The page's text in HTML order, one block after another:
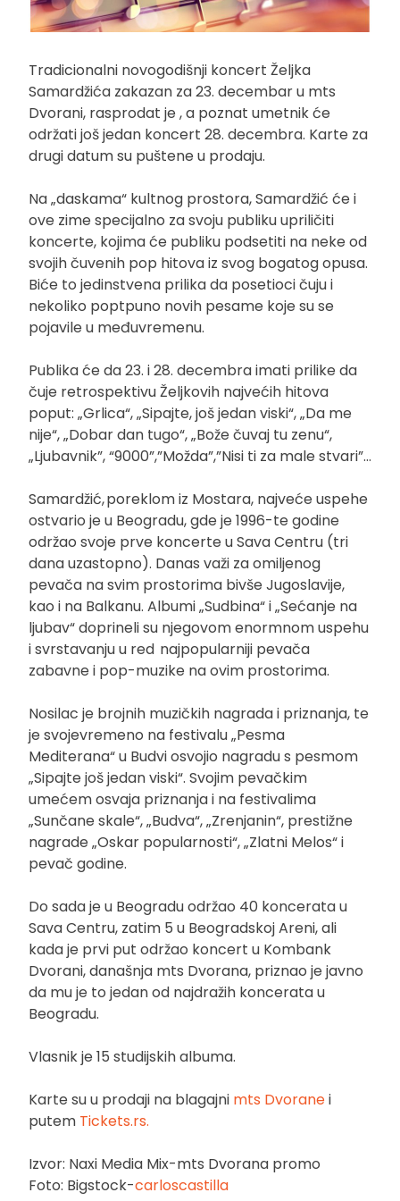
Tradicionalni novogodišnji koncert Željka
Samardžića zakazan za 23. decembar u mts
Dvorani, rasprodat je , a poznat umetnik će
održati još jedan koncert 28. decembra. Karte za
drugi datum su puštene u prodaju.
Na „daskama“ kultnog prostora, Samardžić će i
ove zime specijalno za svoju publiku upriličiti
koncerte, kojima će publiku podsetiti na neke od
svojih čuvenih pop hitova iz svog bogatog opusa.
Biće to jedinstvena prilika da posetioci čuju i
nekoliko poptpuno novih pesame koje su se
pojavile u međuvremenu.
Publika će da 23. i 28. decembra imati prilike da
čuje retrospektivu Željkovih najvećih hitova
poput: „Grlica“, „Sipajte, još jedan viski“, „Da me
nije“, „Dobar dan tugo“, „Bože čuvaj tu zenu“,
„Ljubavnik”, “9000”,”Možda”,”Nisi ti za male stvari”…
Samardžić, poreklom iz Mostara, najveće uspehe
ostvario je u Beogradu, gde je 1996-te godine
održao svoje prve koncerte u Sava Centru (tri
dana uzastopno). Danas važi za omiljenog
pevača na svim prostorima bivše Jugoslavije,
kao i na Balkanu. Albumi „Sudbina“ i „Sećanje na
ljubav“ doprineli su njegovom enormnom uspehu
i svrstavanju u red najpopularniji pevača
zabavne i pop-muzike na ovim prostorima.
Nosilac je brojnih muzičkih nagrada i priznanja, te
je svojevremeno na festivalu „Pesma
Mediterana“ u Budvi osvojio nagradu s pesmom
„Sipajte još jedan viski“. Svojim pevačkim
umećem osvaja priznanja i na festivalima
„Sunčane skale“, „Budva“, „Zrenjanin“, prestižne
nagrade „Oskar popularnosti“, „Zlatni Melos“ i
pevač godine.
Do sada je u Beogradu održao 40 koncerata u
Sava Centru, zatim 5 u Beogradskoj Areni, ali
kada je prvi put održao koncert u Kombank
Dvorani, današnja mts Dvorana, priznao je javno
da mu je to jedan od najdražih koncerata u
Beogradu.
Vlasnik je 15 studijskih albuma.
Karte su u prodaji na blagajni mts Dvoranei
putem Tickets.rs.
Izvor: Naxi Media Mix-mts Dvorana promo
Foto: Bigstock-carloscastilla